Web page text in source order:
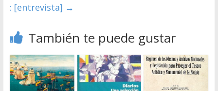
: [entrevista] →
También te puede gustar